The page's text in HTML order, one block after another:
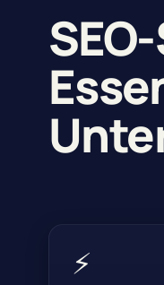
⚡